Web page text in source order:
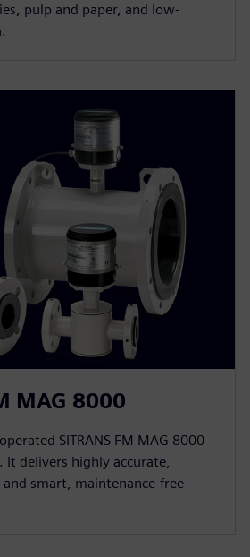
pulp and paper, and low-
MAG 8000
SITRANS FM MAG 8000
delivers highly accurate,
smart, maintenance-free